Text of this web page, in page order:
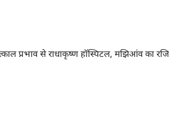
प्रभाव से राधाकृष्ण हॉस्पिटल, मझिआंव का